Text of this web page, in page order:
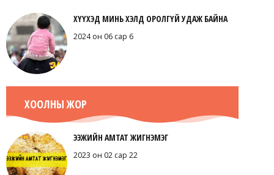
ХҮҮХЭД МИНЬ ХЭЛД ОРОЛГҮЙ УДАЖ БАЙНА
2024 он 06 сар 6
ХООЛНЫ ЖОР
ЭЭЖИЙН АМТАТ ЖИГНЭМЭГ
2023 он 02 сар 22